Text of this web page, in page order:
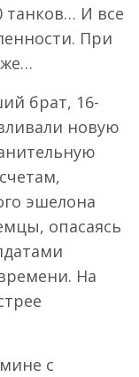
танков… И все
При
брат, 16-
новую
эшелона
опасаясь
На
с